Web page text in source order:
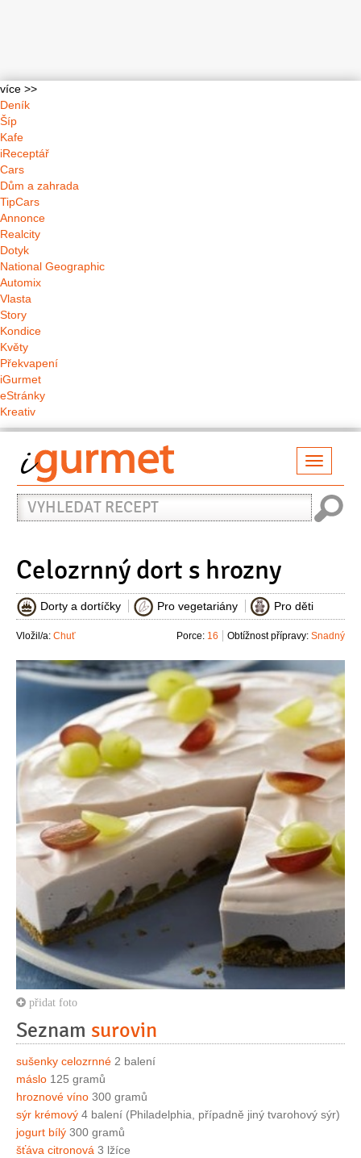
více >>
Deník
Šíp
Kafe
iReceptář
Cars
Dům a zahrada
TipCars
Annonce
Realcity
Dotyk
National Geographic
Automix
Vlasta
Story
Kondice
Květy
Překvapení
iGurmet
eStránky
Kreativ
Vyhledat
recept
Celozrnný dort s hrozny
Dorty a dortíčky Pro vegetariány Pro děti
Vložil/a: Chuť Obtížnost přípravy: Snadný
Porce: 16
přidat foto
Seznam surovin
sušenky celozrnné 2 balení
máslo 125 gramů
hroznové víno 300 gramů
sýr krémový 4 balení (Philadelphia, případně jiný tvarohový sýr)
jogurt bílý 300 gramů
šťáva citronová 3 lžíce